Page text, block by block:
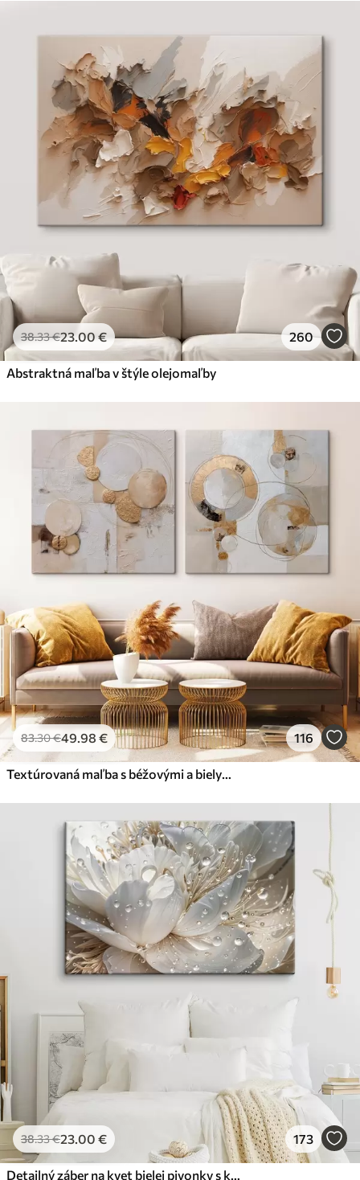
38.33€23.00€ 260
Abstraktná maľba v štýle olejomaľby
83.30€49.98 € 116
Textúrovaná maľba s béžovými a bielymi tvarmi
38.33€23.00 € 173
Detailný záber na kvet bielej pivonky s kvapôčkami vody na okvetných lístkoch na rozostrenom pozadí